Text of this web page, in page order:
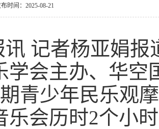
时间：2025-08-21
讯 记者杨亚娟报
学会主办、华空
青少年民乐观
乐会历时2个小